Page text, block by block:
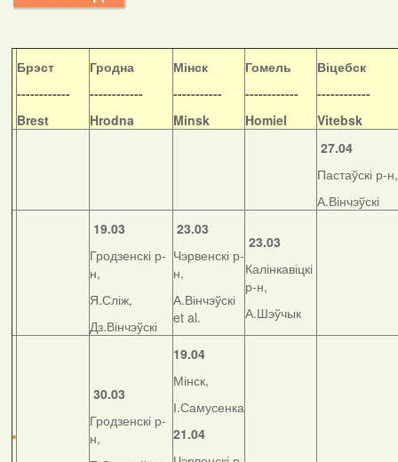
Брэст
------------
Brest
Гродна
------------
Hrodna
Мінск
-----------
Minsk
Гомель
------------
Homiel
Віцебск
------------
Vitebsk
27.04
Пастаўскі р-н,
А.Вінчэўскі
19.03
Гродзенскі р-
н,
Я.Сліж,
Дз.Вінчэўскі
23.03
Чэрвенскі р-
н,
А.Вінчэўскі
et al.
23.03
Калінкавіцкі
р-н,
А.Шэўчык
30.03
Гродзенскі р-
н,
19.04
Мінск,
І.Самусенка
21.04